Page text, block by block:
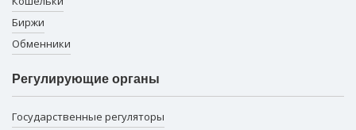
Биржи
Обменники
Регулирующие органы
Государственные регуляторы